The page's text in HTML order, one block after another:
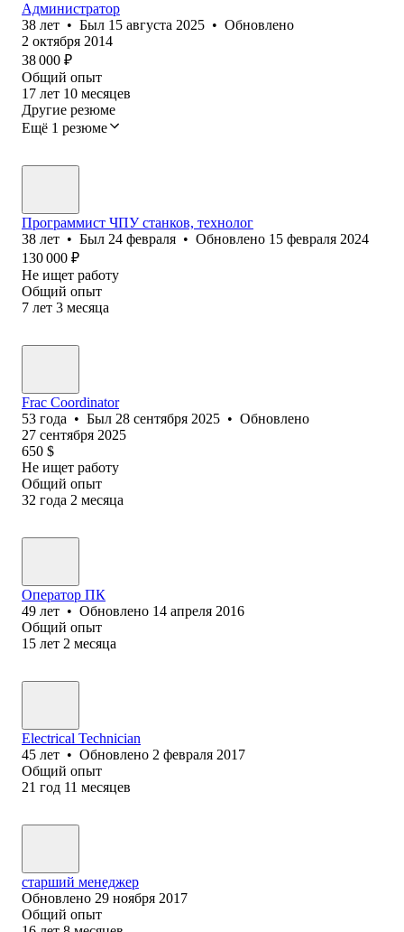
Администратор
38 лет • Был 15 августа 2025 • Обновлено
2 октября 2014
38 000 ₽
Общий опыт
17 лет 10 месяцев
Другие резюме
Ещё 1 резюме
Программист ЧПУ станков, технолог
38 лет • Был 24 февраля • Обновлено 15 февраля 2024
130 000 ₽
Не ищет работу
Общий опыт
7 лет 3 месяца
Frac Coordinator
53 года • Был 28 сентября 2025 • Обновлено
27 сентября 2025
650 $
Не ищет работу
Общий опыт
32 года 2 месяца
Оператор ПК
49 лет • Обновлено 14 апреля 2016
Общий опыт
15 лет 2 месяца
Electrical Technician
45 лет • Обновлено 2 февраля 2017
Общий опыт
21 год 11 месяцев
старший менеджер
Обновлено 29 ноября 2017
Общий опыт